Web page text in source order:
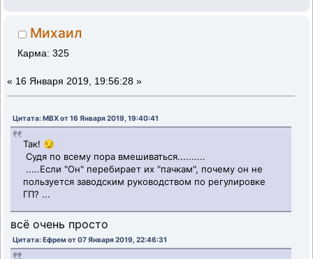
Михаил
Карма: 325
« 16 Января 2019, 19:56:28 »
Цитата: MBX от 16 Января 2019, 19:40:41
Так! 😏
Судя по всему пора вмешиваться..........
.....Если "Он" перебирает их "пачкам", почему он не
пользуется заводским руководством по регулировке
ГП? ...
всё очень просто
Цитата: Ефрем от 07 Января 2019, 22:46:31